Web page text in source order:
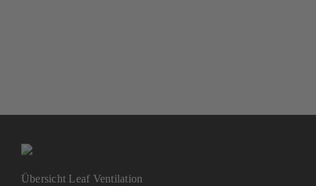
Übersicht Leaf Ventilation